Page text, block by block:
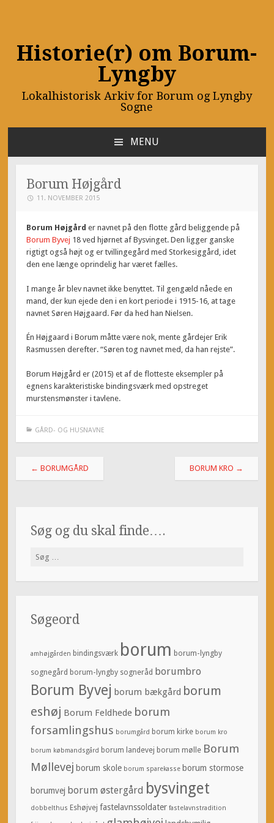
Historie(r) om Borum-
Lyngby
Lokalhistorisk Arkiv for Borum og Lyngby
Sogne
MENU
CONTENT
Borum Højgård
11. NOVEMBER 2015
Borum Højgårder navnet på den flotte gård beliggende på
Borum Byvej 18 ved hjørnet af Bysvinget. Den ligger ganske
rigtigt også højt og er tvillingegård med Storkesiggård, idet
den ene længe oprindelig har været fælles.
I mange år blev navnet ikke benyttet. Til gengæld nåede en
mand, der kun ejede den i en kort periode i 1915-16, at tage
navnet Søren Højgaard. Før da hed han Nielsen.
Én Højgaard i Borum måtte være nok, mente gårdejer Erik
Rasmussen derefter. “Søren tog navnet med, da han rejste”.
Borum Højgård er (2015) et af de flotteste eksempler på
egnens karakteristiske bindingsværk med opstreget
murstensmønster i tavlene.
GÅRD- OG HUSNAVNE
Post
navigation
← BORUMGÅRD BORUM KRO →
Søg og du skal finde….
Søg
Søgeord
amhøjgården bindingsværk borum borum-lyngby
sognegård borum-lyngby sogneråd borumbro
Borum Byvej borum bækgård borum
eshøj Borum Feldhede borum
forsamlingshus borumgård borum kirke borum kro
borum købmandsgård borum landevej borum mølle Borum
Møllevej borum skole borum sparekasse borum stormose
borumvej borum østergård bysvinget
dobbelthus Eshøjvej fastelavnssoldater fastelavnstradition